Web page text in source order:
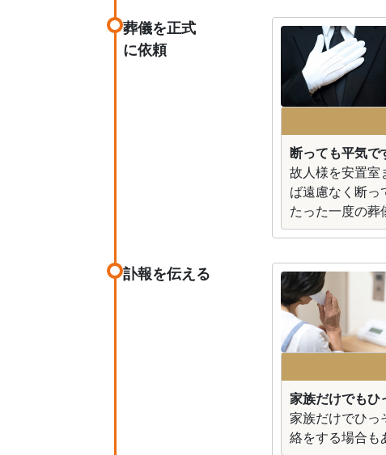
葬儀を正式
に依頼
断っても平気で
故人様を安置室
ば遠慮なく断っ
たった一度の葬
訃報を伝える
家族だけでもひ
家族だけでひっ
絡をする場合も